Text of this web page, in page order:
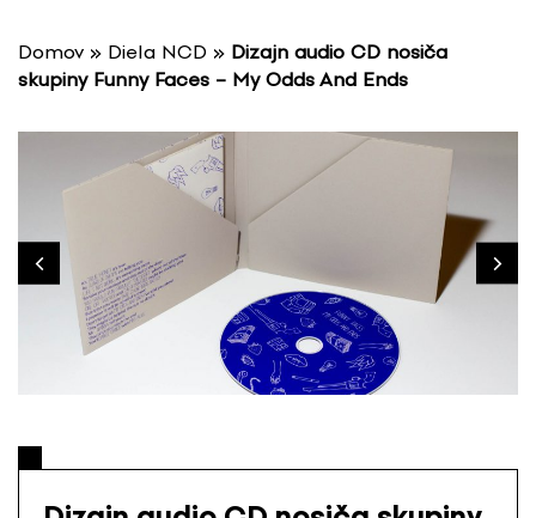
Domov » Diela NCD » Dizajn audio CD nosiča
skupiny Funny Faces – My Odds And Ends